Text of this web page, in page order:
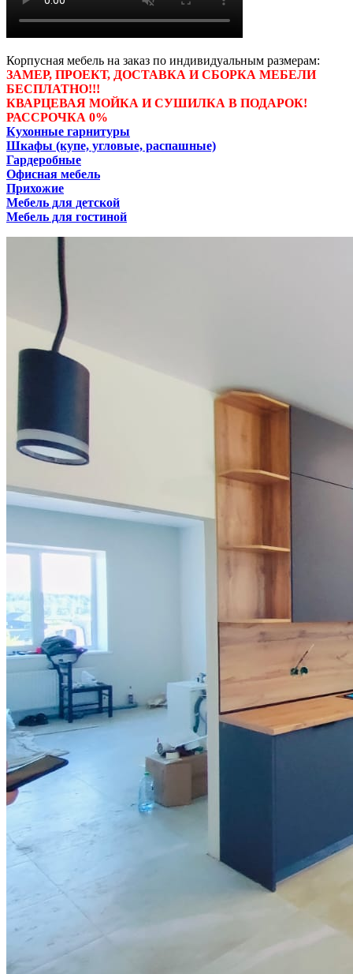
Корпусная мебель на заказ по индивидуальным размерам:
ЗАМЕР, ПРОЕКТ, ДОСТАВКА И СБОРКА МЕБЕЛИ
БЕСПЛАТНО!!!
КВАРЦЕВАЯ МОЙКА И СУШИЛКА В ПОДАРОК!
РАССРОЧКА 0%
Кухонные гарнитуры
Шкафы (купе, угловые, распашные)
Гардеробные
Офисная мебель
Прихожие
Мебель для детской
Мебель для гостиной